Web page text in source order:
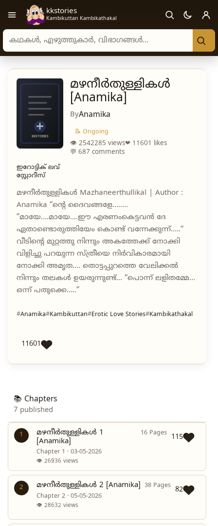
Open navigation menu
kkstories
Kambikuttan Kambikathakal
Search stories, authors, and categories
മഴനീർതുള്ളികൾ
[Anamika]
ByAnamika
📝 Ongoing
👁 2542285 views❤ 11601 likes
💬 687 comments
ഇറോട്ടിക് ലവ്
സ്റ്റോറീസ്
മഴനീർതുള്ളികൾ Mazhaneerthullikal | Author :
Anamika “ന്റെ ദൈവങ്ങളേ……..
”മായേ….മായേ….ഈ എരണംകെട്ടവൻ ദേ
ഏതാണ്ടൊരുത്തിയേം കൊണ്ട് വന്നേക്കുന്ന്…..“
വീടിന്റെ മുറ്റത്തു നിന്നും അകത്തേക്ക് നോക്കി
വിളിച്ചു പറയുന്ന സ്ത്രീയെ നിർവികാരമായി
നോക്കി അമൃത…. തൊട്ടപ്പുറത്തെ വേലിക്കൽ
നിന്നും തലകൾ ഉയരുന്നുണ്ട്… “പൊന്ന് ലളിതമ്മേ…
ഒന്ന് പതുക്കെ…..”
Anamika Kambikuttan Erotic Love Stories Kambikathakal
11601
📚 Chapters
7 published
1
മഴനീർതുള്ളികൾ 1
[Anamika]
16 Pages
Chapter 1 · 03-05-2026
👁 26936 views
115
2 മഴനീർതുള്ളികൾ 2 [Anamika]
38 Pages
Chapter 2 · 05-05-2026
👁 28632 views
82